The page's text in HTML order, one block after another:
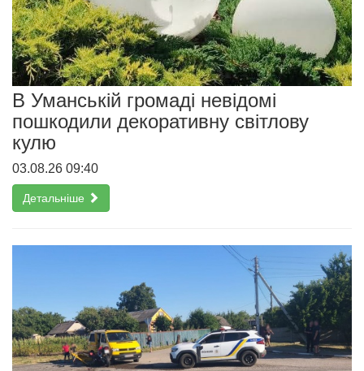
В Уманській громаді невідомі
пошкодили декоративну світлову
кулю
03.08.26 09:40
Детальніше